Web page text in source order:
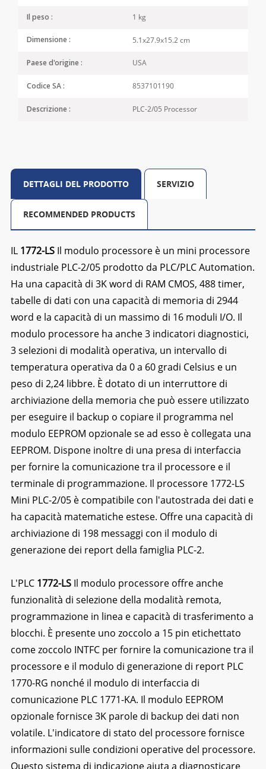
Il peso : 1 kg
Dimensione : 5.1x27.9x15.2 cm
Paese d'origine : USA
Codice SA : 8537101190
Descrizione : PLC-2/05 Processor
DETTAGLI DEL PRODOTTO SERVIZIO
RECOMMENDED PRODUCTS
IL 1772-LSIl modulo processore è un mini processore
industriale PLC-2/05 prodotto da PLC/PLC Automation.
Ha una capacità di 3K word di RAM CMOS, 488 timer,
tabelle di dati con una capacità di memoria di 2944
word e la capacità di un massimo di 16 moduli I/O. Il
modulo processore ha anche 3 indicatori diagnostici,
3 selezioni di modalità operativa, un intervallo di
temperatura operativa da 0 a 60 gradi Celsius e un
peso di 2,24 libbre. È dotato di un interruttore di
archiviazione della memoria che può essere utilizzato
per eseguire il backup o copiare il programma nel
modulo EEPROM opzionale se ad esso è collegata una
EEPROM. Dispone inoltre di una presa di interfaccia
per fornire la comunicazione tra il processore e il
terminale di programmazione. Il processore 1772-LS
Mini PLC-2/05 è compatibile con l'autostrada dei dati e
ha capacità matematiche estese. Offre una capacità di
archiviazione di 198 messaggi con il modulo di
generazione dei report della famiglia PLC-2.
L'PLC 1772-LSIl modulo processore offre anche
funzionalità di selezione della modalità remota,
programmazione in linea e capacità di trasferimento a
blocchi. È presente uno zoccolo a 15 pin etichettato
come zoccolo INTFC per fornire la comunicazione tra il
processore e il modulo di generazione di report PLC
1770-RG nonché il modulo di interfaccia di
comunicazione PLC 1771-KA. Il modulo EEPROM
opzionale fornisce 3K parole di backup dei dati non
volatile. L'indicatore di stato del processore fornisce
informazioni sulle condizioni operative del processore.
Questo sistema di indicazione aiuta a diagnosticare